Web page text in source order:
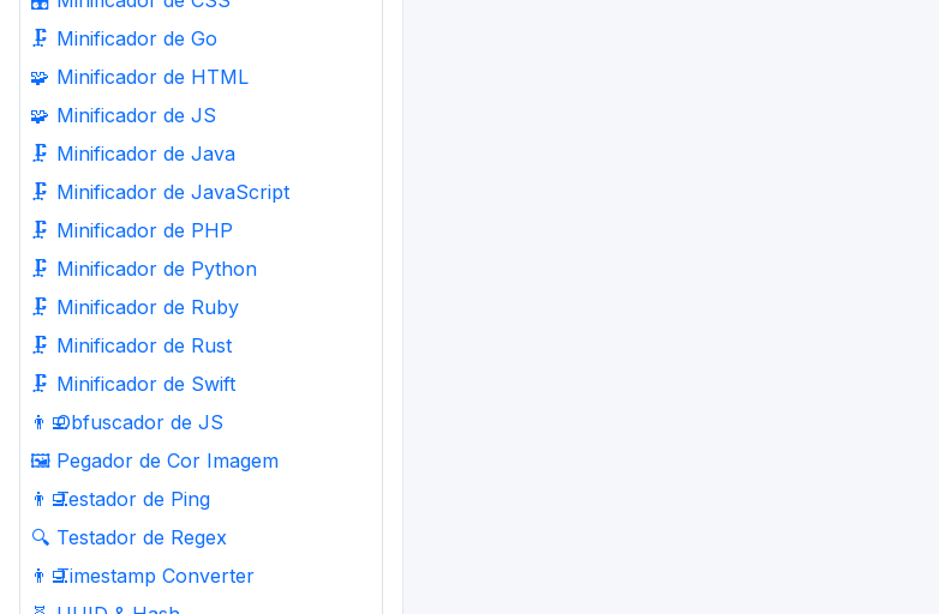
🗜️ Minificador de Go
🧩 Minificador de HTML
🧩 Minificador de JS
🗜️ Minificador de Java
🗜️ Minificador de JavaScript
🗜️ Minificador de PHP
🗜️ Minificador de Python
🗜️ Minificador de Ruby
🗜️ Minificador de Rust
🗜️ Minificador de Swift
👨‍💻Obfuscador de JS
🖼️ Pegador de Cor Imagem
👨‍💻Testador de Ping
🔍 Testador de Regex
👨‍💻Timestamp Converter